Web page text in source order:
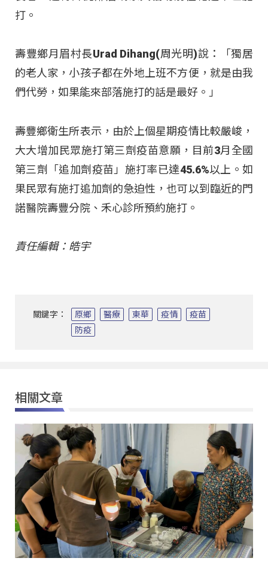
打。
壽豐鄉月眉村長Urad Dihang(周光明)說：「獨居
的老人家，小孩子都在外地上班不方便，就是由我
們代勞，如果能來部落施打的話是最好。」
壽豐鄉衛生所表示，由於上個星期疫情比較嚴峻，
大大增加民眾施打第三劑疫苗意願，目前3月全國
第三劑「追加劑疫苗」施打率已達45.6%以上。如
果民眾有施打追加劑的急迫性，也可以到臨近的門
諾醫院壽豐分院、禾心診所預約施打。
責任編輯：皓宇
關鍵字： 原鄉 醫療 東華 疫情
疫苗
防疫
相關文章